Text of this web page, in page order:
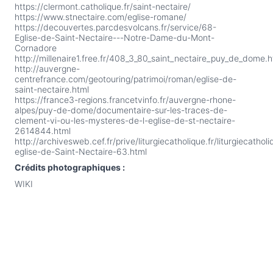
https://clermont.catholique.fr/saint-nectaire/
https://www.stnectaire.com/eglise-romane/
https://decouvertes.parcdesvolcans.fr/service/68-
Eglise-de-Saint-Nectaire---Notre-Dame-du-Mont-
Cornadore
http://millenaire1.free.fr/
http://auvergne-
centrefrance.com/geotouring/patrimoi/roman/eglise-de-
saint-nectaire.html
https://france3-regions.francetvinfo.fr/auvergne-rhone-
alpes/puy-de-dome/documentaire-sur-les-traces-de-
clement-vi-ou-les-mysteres-de-l-eglise-de-st-nectaire-
2614844.html
http://archivesweb.cef.fr/prive/liturgiecatholique.fr/
eglise-de-Saint-Nectaire-63.html
Crédits photographiques :
WIKI